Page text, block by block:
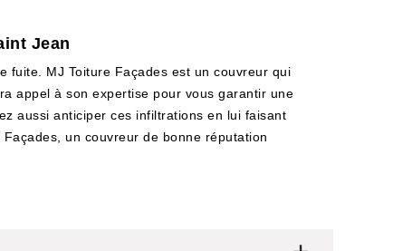
Jean
fuite. MJ Toiture Façades est un couvreur qui
appel à son expertise pour vous garantir une
aussi anticiper ces infiltrations en lui faisant
un couvreur de bonne réputation